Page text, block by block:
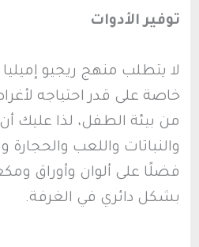
توفير الأدوات
لا يتطلب منهج ريجيو
خاصة على قدر احتياجه
من بيئة الطفل، لذا عليك
والنباتات واللعب والحجارة
فضلًا على ألوان وأوراق
بشكل دائري في الغرفة.